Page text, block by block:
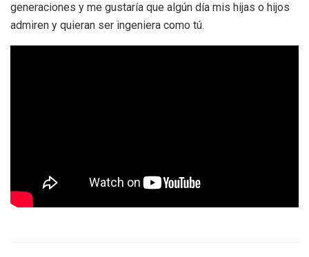
generaciones y me gustaría que algún día mis hijas o hijos
admiren y quieran ser ingeniera como tú.